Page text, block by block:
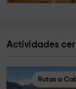
Actividades
Rutas a